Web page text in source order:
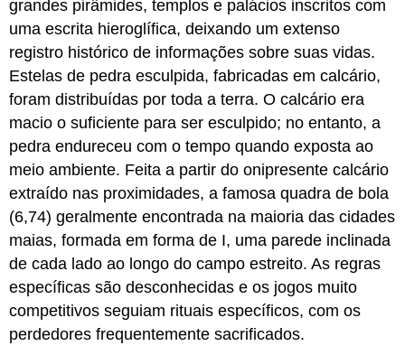
grandes pirâmides, templos e palácios inscritos com
uma escrita hieroglífica, deixando um extenso
registro histórico de informações sobre suas vidas.
Estelas de pedra esculpida, fabricadas em calcário,
foram distribuídas por toda a terra. O calcário era
macio o suficiente para ser esculpido; no entanto, a
pedra endureceu com o tempo quando exposta ao
meio ambiente. Feita a partir do onipresente calcário
extraído nas proximidades, a famosa quadra de bola
(6,74) geralmente encontrada na maioria das cidades
maias, formada em forma de I, uma parede inclinada
de cada lado ao longo do campo estreito. As regras
específicas são desconhecidas e os jogos muito
competitivos seguiam rituais específicos, com os
perdedores frequentemente sacrificados.